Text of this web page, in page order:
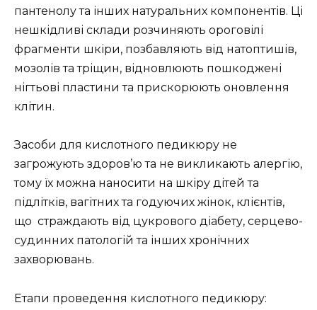
пантенолу та інших натуральних компонентів. Ці
нешкідливі склади розчиняють ороговілі
фрагменти шкіри, позбавляють від натоптишів,
мозолів та тріщин, відновлюють пошкоджені
нігтьові пластини та прискорюють оновлення
клітин.
Засоби для кислотного педикюру не
загрожують здоров’ю та не викликають алергію,
тому їх можна наносити на шкіру дітей та
підлітків, вагітних та годуючих жінок, клієнтів,
що страждають від цукрового діабету, серцево-
судинних патологій та інших хронічних
захворювань.
Етапи проведення кислотного педикюру: